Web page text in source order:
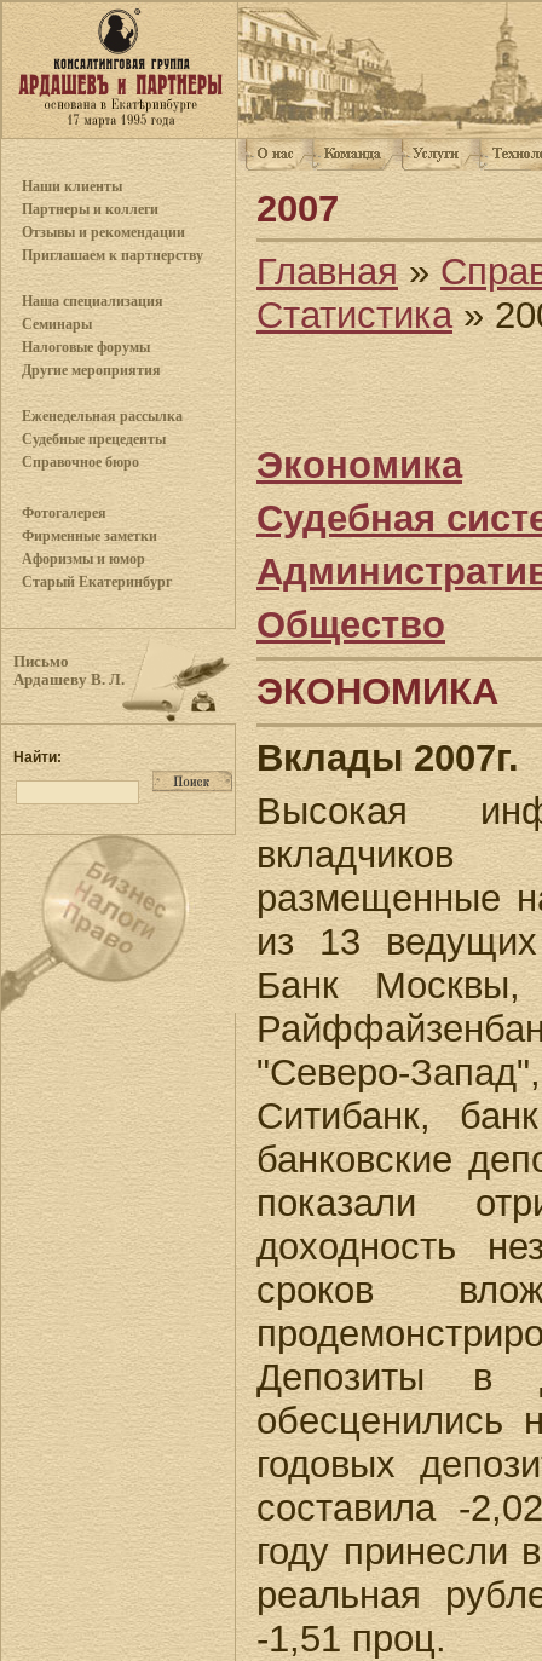
Наши клиенты
Партнеры и коллеги
Отзывы и рекомендации
Приглашаем к партнерству
Наша специализация
Семинары
Налоговые форумы
Другие мероприятия
Еженедельная рассылка
Судебные прецеденты
Справочное бюро
Фотогалерея
Фирменные заметки
Афоризмы и юмор
Старый Екатеринбург
Письмо
Ардашеву В. Л.
Найти:
2007
Главная»
Статистика»
Экономика
Судебная
Общество
ЭКОНОМИКА
Вклады 2007г.
Высокая
размещенные
из 13
Банк Москвы,
"Северо-
Ситибанк,
банковские
показали
доходность
сроков
Депозиты в
обесценились
годовых
составила -
году принесли
реальная
-1,51 проц.